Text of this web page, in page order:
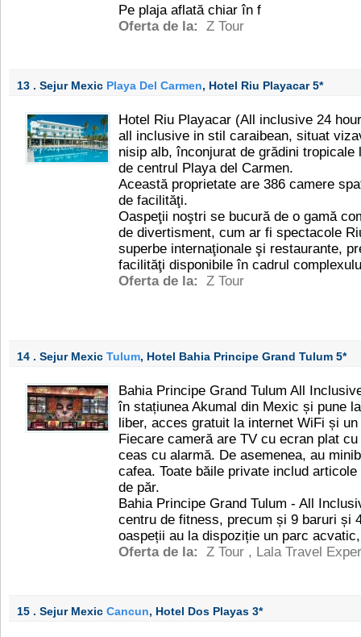
Pe plaja aflată chiar în f
Oferta de la:
Z Tour
13 . Sejur Mexic Playa Del Carmen, Hotel Riu Playacar5*
Hotel Riu Playacar (All inclusive 24
all inclusive in stil caraibean, situat
nisip alb, înconjurat de grădini tropicale
de centrul Playa del Carmen.
Această proprietate are 386 camere
de facilităţi.
Oaspeţii noştri se bucură de o gamă
de divertisment, cum ar fi spectacole
superbe internaţionale şi restaurante,
facilităţi disponibile în cadrul
Oferta de la:
Z Tour
14 . Sejur Mexic Tulum, Hotel Bahia Principe Grand Tulum 5*
Bahia Principe Grand Tulum All
în stațiunea Akumal din Mexic și pune
liber, acces gratuit la internet WiFi și
Fiecare cameră are TV cu ecran plat
ceas cu alarmă. De asemenea, au
cafea. Toate băile private includ
de păr.
Bahia Principe Grand Tulum - All
centru de fitness, precum și 9 baruri și
oaspeții au la dispoziție un parc
Oferta de la:
Z Tour , Lala Travel
15 . Sejur Mexic Cancun, Hotel Dos Playas 3*